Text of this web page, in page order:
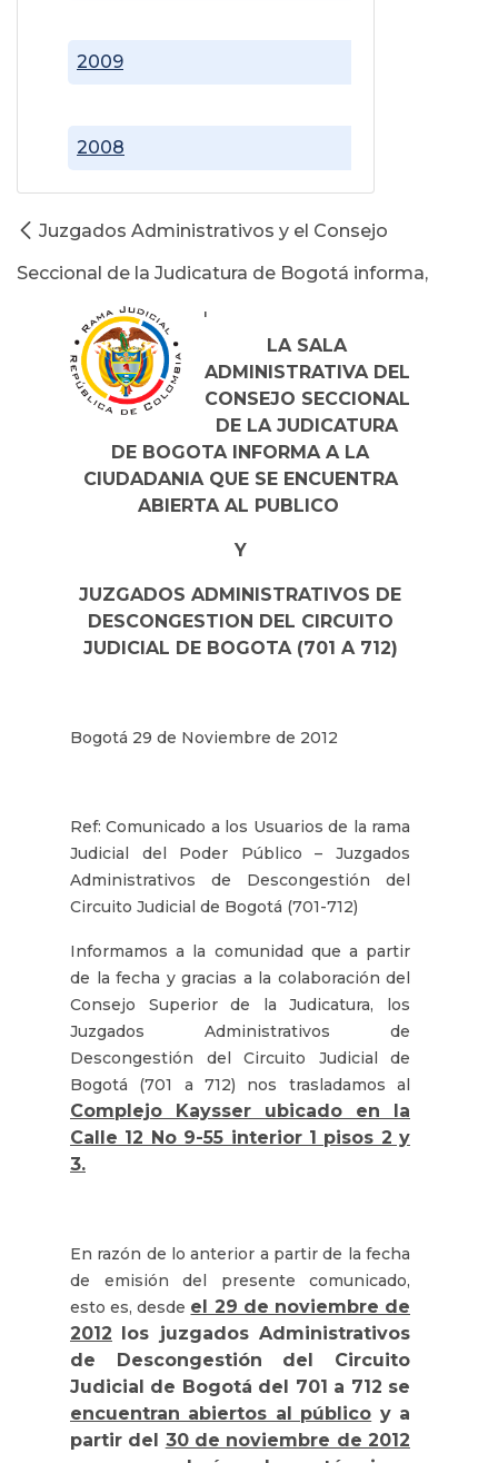
2008
2009
Juzgados Administrativos y el Consejo
Seccional de la Judicatura de Bogotá informa,
'
LA SALA
ADMINISTRATIVA DEL
CONSEJO SECCIONAL
DE LA JUDICATURA
DE BOGOTA INFORMA A LA
CIUDADANIA QUE SE ENCUENTRA
ABIERTA AL PUBLICO
Y
JUZGADOS ADMINISTRATIVOS DE
DESCONGESTION DEL CIRCUITO
JUDICIAL DE BOGOTA (701 A 712)
Bogotá 29 de Noviembre de 2012
Ref: Comunicado a los Usuarios de la rama
Judicial del Poder Público – Juzgados
Administrativos de Descongestión del
Circuito Judicial de Bogotá (701-712)
Informamos a la comunidad que a partir
de la fecha y gracias a la colaboración del
Consejo Superior de la Judicatura, los
Juzgados Administrativos de
Descongestión del Circuito Judicial de
Bogotá (701 a 712) nos trasladamos al
Complejo Kaysser ubicado en la
Calle 12 No 9-55 interior 1 pisos 2 y
3.
En razón de lo anterior a partir de la fecha
de emisión del presente comunicado,
esto es, desde el 29 de noviembre de
2012 los juzgados Administrativos
de Descongestión del Circuito
Judicial de Bogotá del 701 a 712 se
encuentran abiertos al público y a
partir del 30 de noviembre de 2012